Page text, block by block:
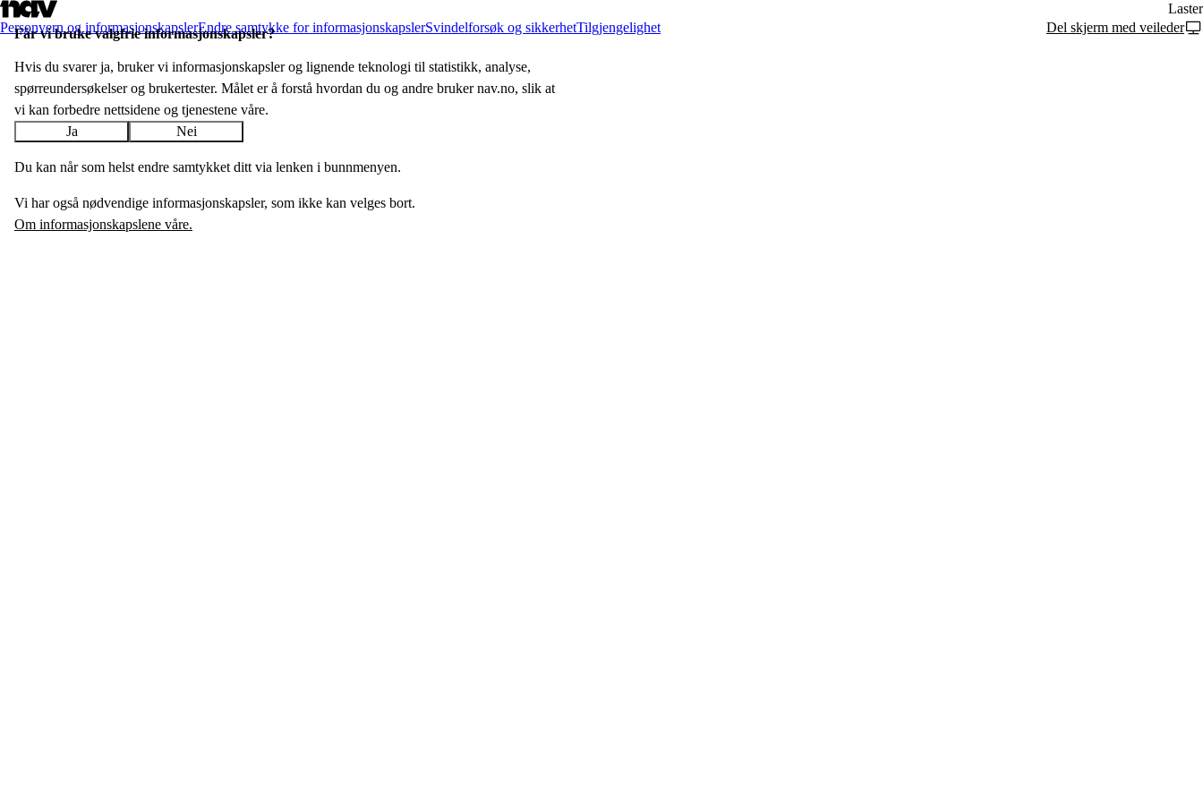
Får vi bruke valgfrie informasjon­skapsler?
Hvis du svarer ja, bruker vi informasjons­­kapsler og lignende teknologi til statistikk, analyse,
spørreundersøkelser og bruker­tester. Målet er å forstå hvordan du og andre bruker nav.no, slik at
vi kan forbedre nettsidene og tjenestene våre.
Ja
Nei
Du kan når som helst endre samtykket ditt via lenken i bunnmenyen.
Vi har også nødvendige informasjonskapsler, som ikke kan velges bort.
Om informasjonskapslene våre.
Laster
Personvern og informasjonskapslerEndre samtykke for informasjonskapslerSvindelforsøk og sikkerhetTilgjengelighet Del skjerm med veileder